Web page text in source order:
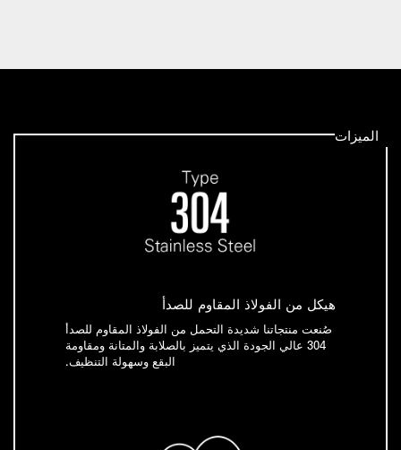
الميزات
هيكل من الفولاذ المقاوم للصدأ
صُنعت منتجاتنا شديدة التحمل من الفولاذ المقاوم للصدأ
304 عالي الجودة الذي يتميز بالصلابة والمتانة ومقاومة
البقع وسهولة التنظيف.